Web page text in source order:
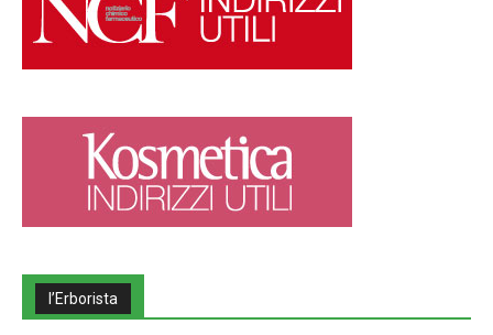
l’Erborista